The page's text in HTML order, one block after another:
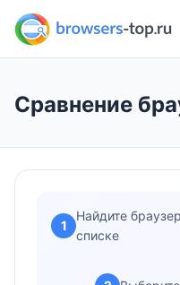
Сравнение
1
Найдите
списке